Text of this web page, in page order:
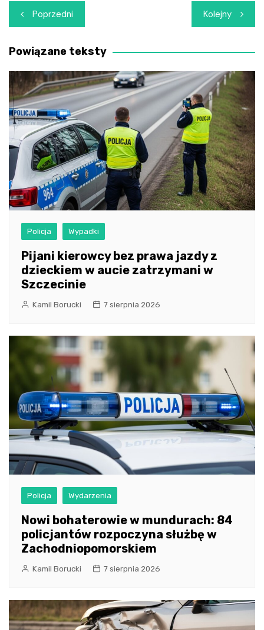
Nawigacja
wpisu
Poprzedni Kolejny
Powiązane teksty
Policja Wypadki
Pijani kierowcy bez prawa jazdy z
dzieckiem w aucie zatrzymani w
Szczecinie
Kamil Borucki 7 sierpnia 2026
Policja Wydarzenia
Nowi bohaterowie w mundurach: 84
policjantów rozpoczyna służbę w
Zachodniopomorskiem
Kamil Borucki 7 sierpnia 2026